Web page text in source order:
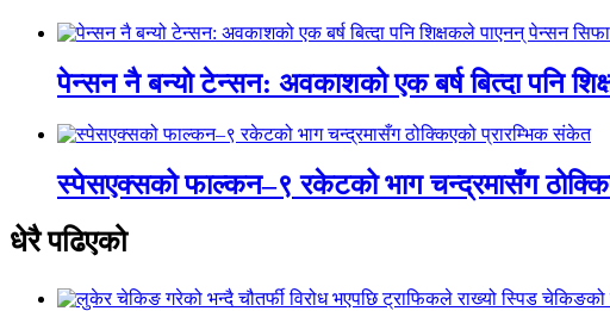
पेन्सन नै बन्यो टेन्सन: अवकाशको एक बर्ष बित्दा पनि
स्पेसएक्सको फाल्कन–९ रकेटको भाग चन्द्रमासँग
धेरै पढिएको